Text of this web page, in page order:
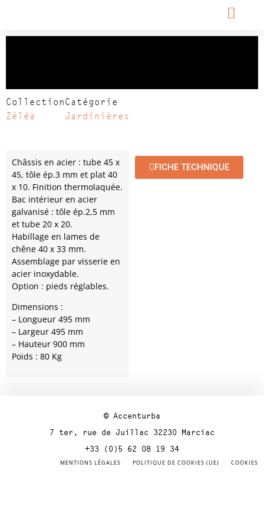
Collection
Zéléa
Catégorie
Jardinières
Châssis en acier : tube 45 x
45, tôle ép.3 mm et plat 40
x 10. Finition thermolaquée.
Bac intérieur en acier
galvanisé : tôle ép.2,5 mm
et tube 20 x 20.
Habillage en lames de
chêne 40 x 33 mm.
Assemblage par visserie en
acier inoxydable.
Option : pieds réglables.
Dimensions :
– Longueur 495 mm
– Largeur 495 mm
– Hauteur 900 mm
Poids : 80 Kg
FICHE TECHNIQUE
© Accenturba
7 ter, rue de Juillac 32230 Marciac
+33 (0)5 62 08 19 34
MENTIONS LÉGALES POLITIQUE DE COOKIES (UE) COOKIES